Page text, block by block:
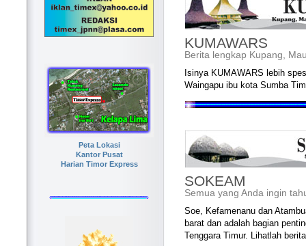
Peta Lokasi
Kantor Pusat
Harian Timor Express
KUMAWARS
Berita lengkap Kupang,
Isinya KUMAWARS lebih
Waingapu ibu kota Sumba
SOKEAM
Semua yang Anda ingin
Soe, Kefamenanu dan
barat dan adalah bagian
Tenggara Timur. Lihatlah